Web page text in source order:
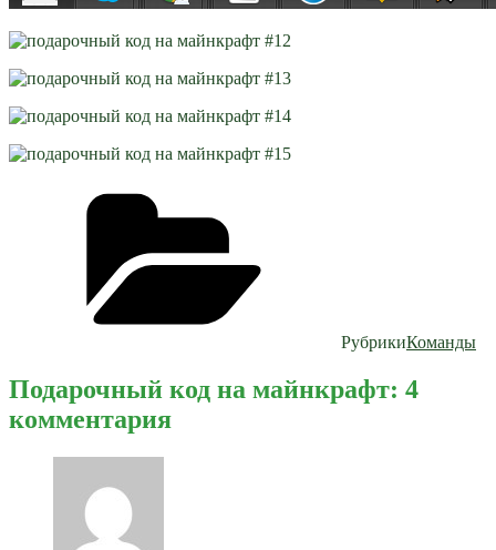
РубрикиКоманды
Подарочный код на майнкрафт: 4
комментария